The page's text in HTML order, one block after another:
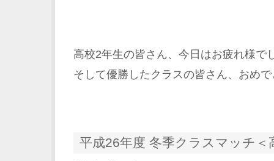
高校2年生の皆さん、今日はお疲れ様で
そして優勝したクラスの皆さん、おめ
平成26年度 冬季クラスマッチ＜